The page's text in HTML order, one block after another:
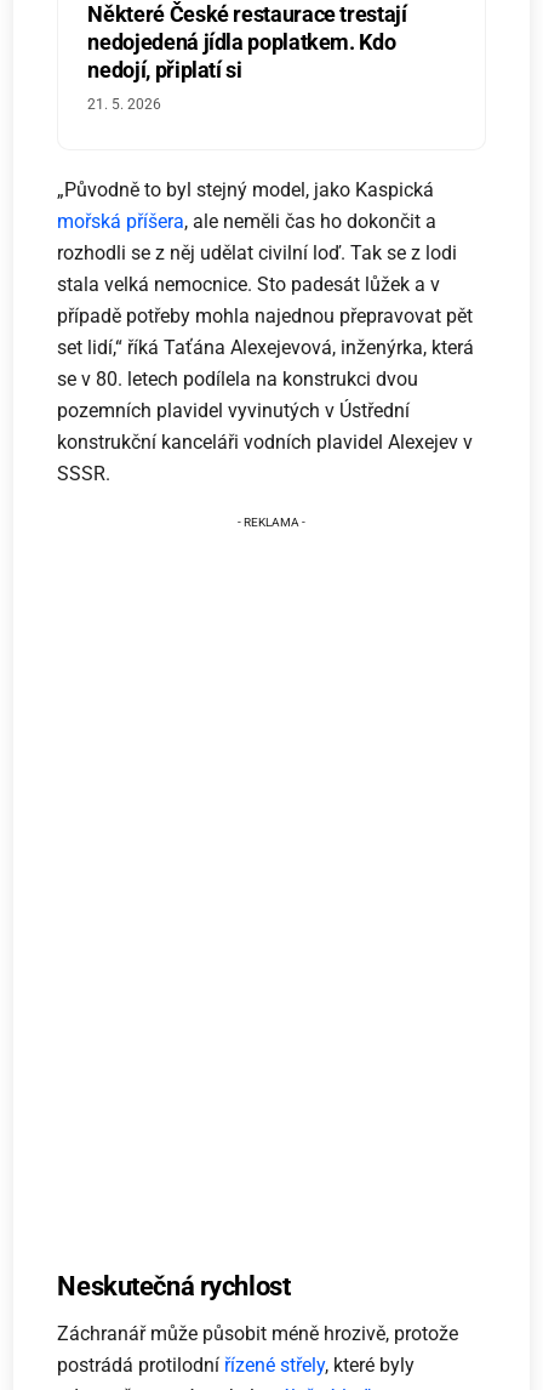
Některé České restaurace trestají
nedojedená jídla poplatkem. Kdo
nedojí, připlatí si
21. 5. 2026
„Původně to byl stejný model, jako Kaspická
mořská příšera, ale neměli čas ho dokončit a
rozhodli se z něj udělat civilní loď. Tak se z lodi
stala velká nemocnice. Sto padesát lůžek a v
případě potřeby mohla najednou přepravovat pět
set lidí,“ říká Taťána Alexejevová, inženýrka, která
se v 80. letech podílela na konstrukci dvou
pozemních plavidel vyvinutých v Ústřední
konstrukční kanceláři vodních plavidel Alexejev v
SSSR.
Neskutečná rychlost
Záchranář může působit méně hrozivě, protože
postrádá protilodní řízené střely, které byly